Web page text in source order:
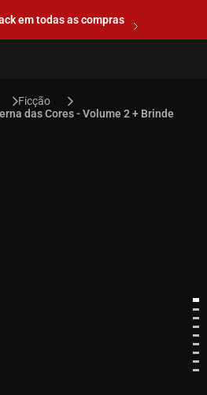
em todas as compras
Ficção
das Cores - Volume 2 + Brinde